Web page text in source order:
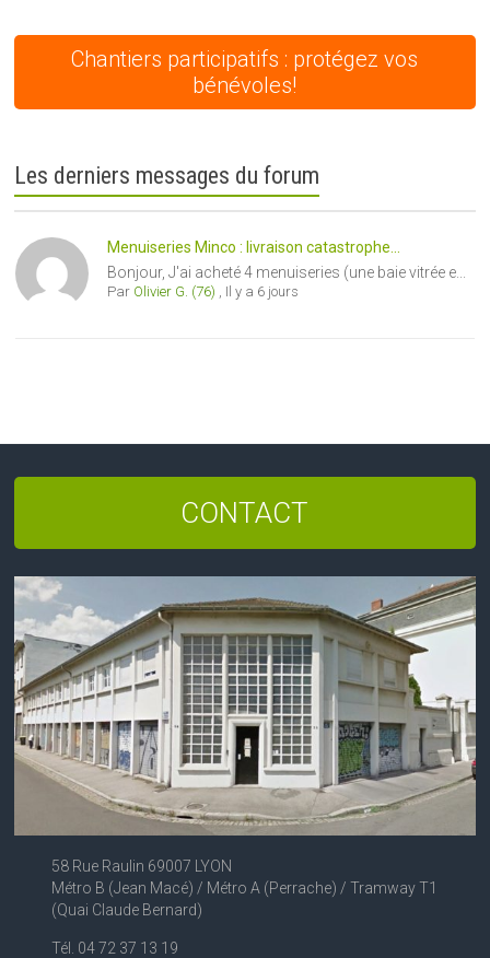
Chantiers participatifs : protégez vos
bénévoles!
Les derniers messages du forum
Menuiseries Minco : livraison catastrophe...
Bonjour, J'ai acheté 4 menuiseries (une baie vitrée e...
Par Olivier G. (76) Il y a 6 jours
CONTACT
58 Rue Raulin 69007 LYON
Métro B (Jean Macé) / Métro A (Perrache) / Tramway T1
(Quai Claude Bernard)
Tél. 04 72 37 13 19